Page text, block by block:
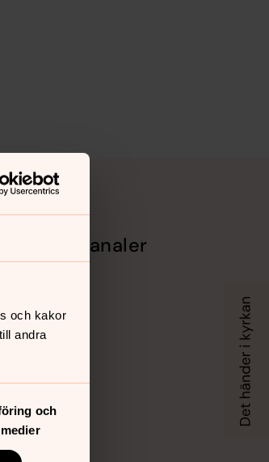
och kakor
andra
och
Sociala kanaler
Instagram
Vimeo